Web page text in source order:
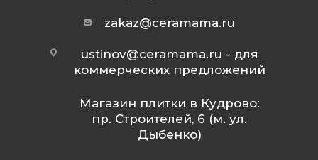
zakaz@ceramama.ru
ustinov@ceramama.ru - для
коммерческих предложений
Магазин плитки в Кудрово:
пр. Строителей, 6 (м. ул.
Дыбенко)